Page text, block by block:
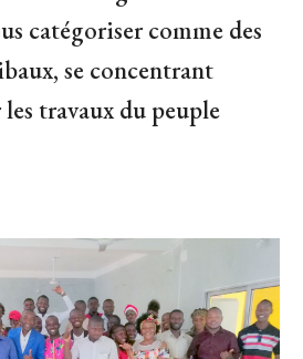
catégoriser comme des
se concentrant
travaux du peuple